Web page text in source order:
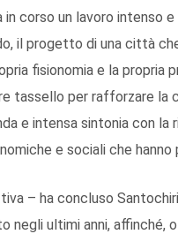
in corso un lavoro intenso
il progetto di una città
fisionomia e la
tassello per rafforzare la
e intensa sintonia con
e sociali che
– ha concluso
negli ultimi anni, affinché,